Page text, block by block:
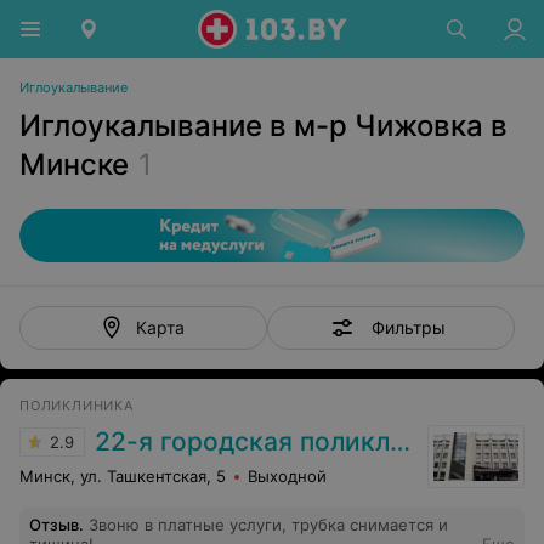
Иглоукалывание
Иглоукалывание в м-р Чижовка в
Минске 1
Карта Фильтры
ПОЛИКЛИНИКА
2.9 22-я городская поликлиника
Минск, ул. Ташкентская, 5 Выходной
Отзыв. Звоню в платные услуги, трубка снимается и